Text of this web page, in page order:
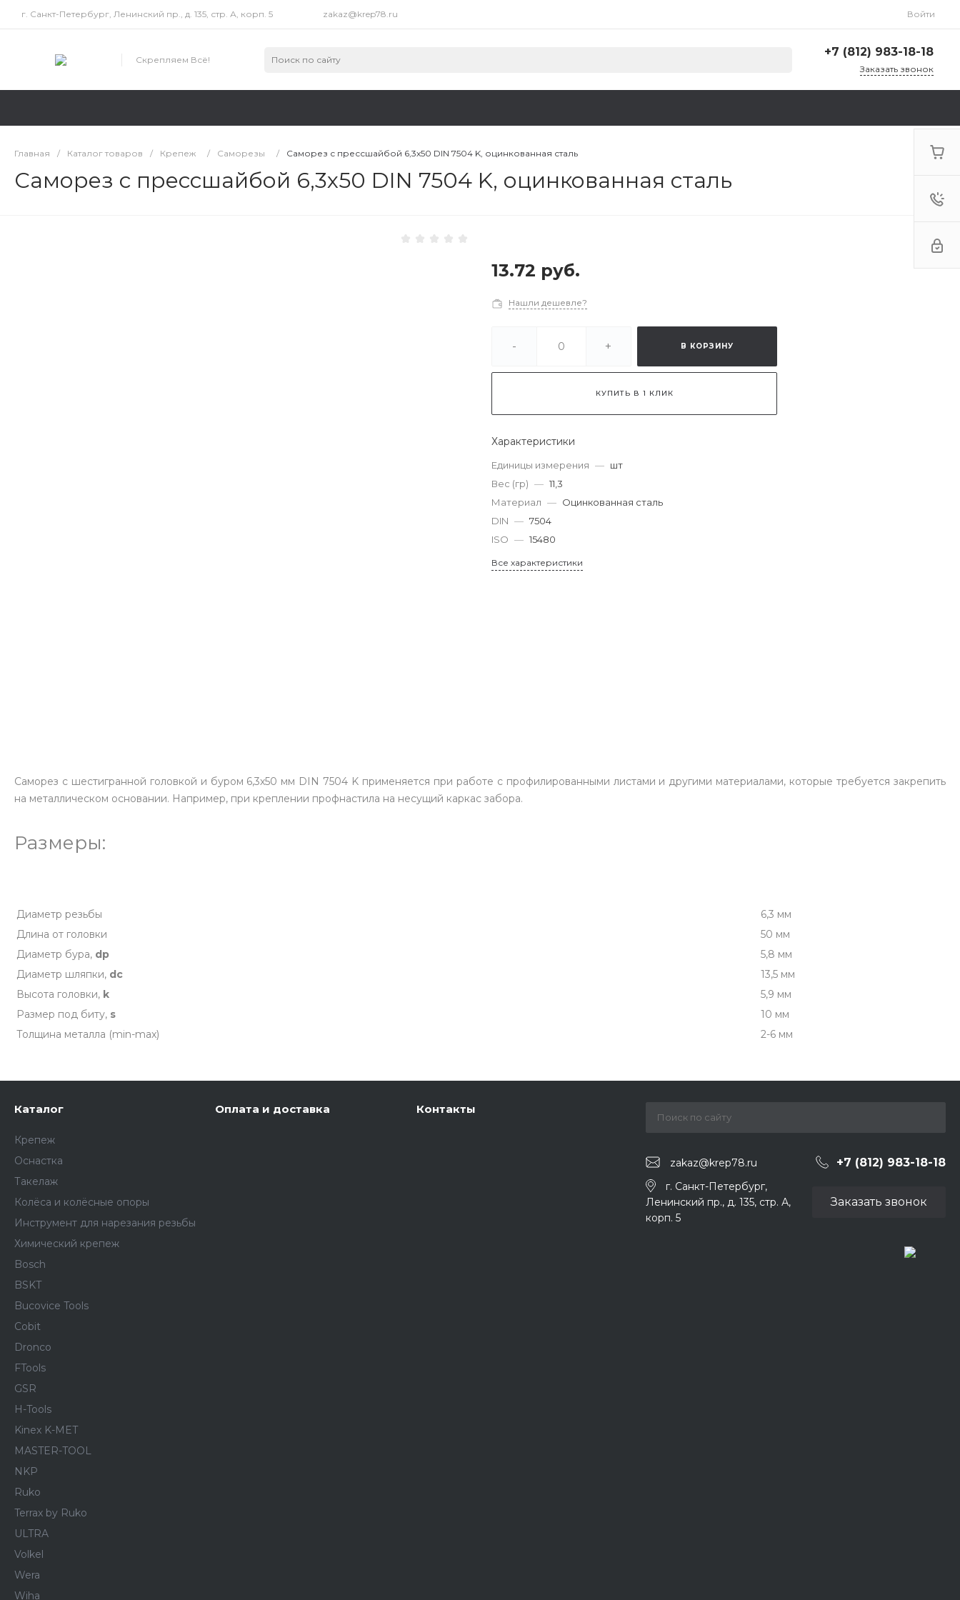
г. Санкт-Петербург, Ленинский пр., д. 135, стр. А, корп. 5 zakaz@krep78.ru Войти
Скрепляем Всё!
+7 (812) 983-18-18
Пн-Пт: 9:00-18:00 Cб-Вс:
Заказать звонок
Главная / Каталог товаров / Крепеж / Саморезы / Саморез с прессшайбой 6,3х50 DIN 7504 K, оцинкованная сталь
Саморез с прессшайбой 6,3х50 DIN 7504 K, оцинкованная сталь
13.72 руб.
Нашли дешевле?
- + В КОРЗИНУ
КУПИТЬ В 1 КЛИК
Характеристики
Единицы измерения — шт
Вес (гр) — 11,3
Материал — Оцинкованная сталь
DIN — 7504
ISO — 15480
Все характеристики
Саморез с шестигранной головкой и буром 6,3х50 мм DIN 7504 K применяется при работе с профилированными листами и другими материалами, которые требуется закрепить
на металлическом основании. Например, при креплении профнастила на несущий каркас забора.
Размеры:
Диаметр резьбы
6,3 мм
Длина от головки
50 мм
Диаметр бура, dp
5,8 мм
Диаметр шляпки, dc
13,5 мм
Высота головки, k
5,9 мм
Размер под биту, s
10 мм
Толщина металла (min-max)
2-6 мм
Каталог
Крепеж
Оснастка
Такелаж
Колёса и колëсные опоры
Инструмент для нарезания резьбы
Химический крепеж
Bosch
BSKT
Bucovice Tools
Cobit
Dronco
FTools
GSR
H-Tools
Kinex K-MET
MASTER-TOOL
NKP
Ruko
Terrax by Ruko
ULTRA
Volkel
Wera
Wiha
Оплата и доставка Контакты
zakaz@krep78.ru +7 (812) 983-18-18
г. Санкт-Петербург,
Ленинский пр., д. 135, стр. А,
корп. 5
Заказать звонок